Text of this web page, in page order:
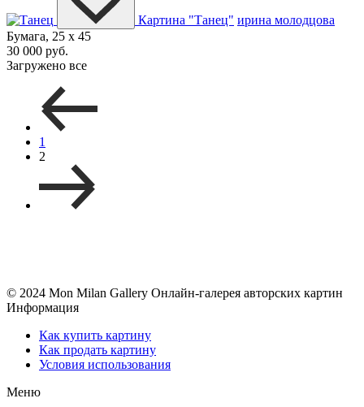
Картина "Танец" ирина молодцова
Бумага, 25 x 45
30 000 руб.
Загружено все
1
2
© 2024 Mon Milan Gallery Онлайн-галерея авторских картин
Информация
Как купить картину
Как продать картину
Условия использования
Меню